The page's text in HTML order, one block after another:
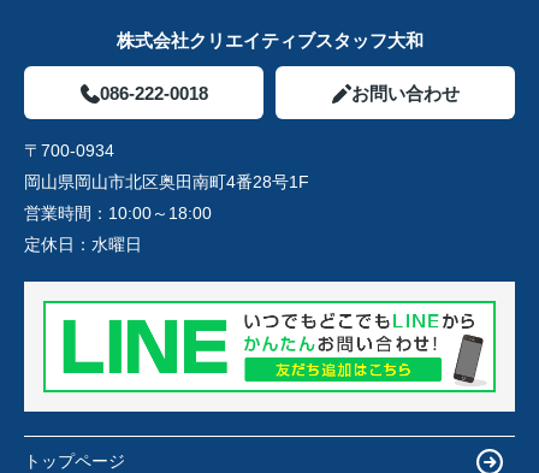
株式会社クリエイティブスタッフ大和
086-222-0018 お問い合わせ
〒700-0934
岡山県岡山市北区奥田南町4番28号1F
営業時間： 10:00～18:00
定休日： 水曜日
トップページ